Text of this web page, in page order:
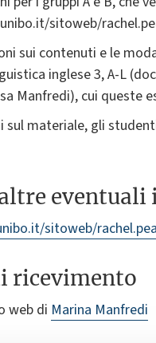
sitoweb/
sui contenuti e le
inglese 3, A-L
Manfredi), cui queste
sul materiale, gli
sitoweb/
ricevimento
web di Marina Manfredi